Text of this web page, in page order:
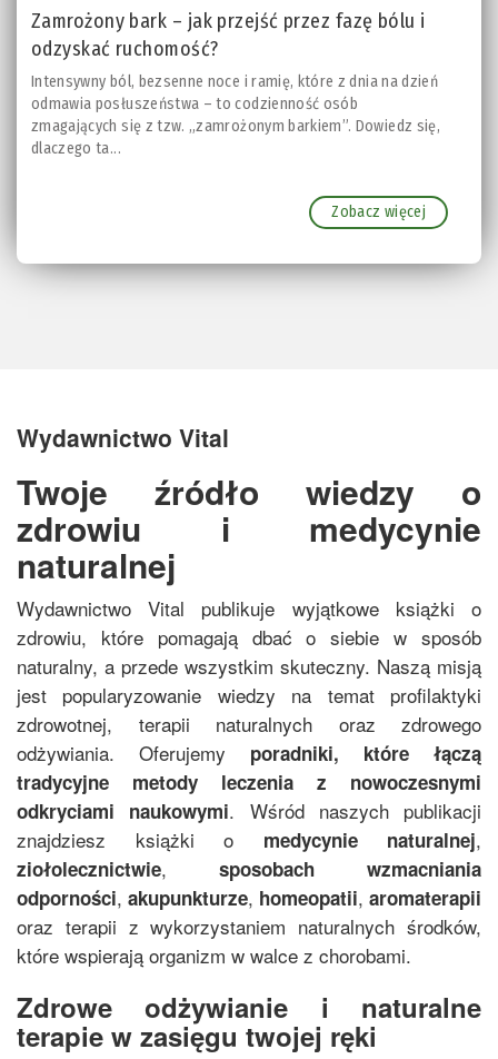
Zamrożony bark – jak przejść przez fazę bólu i
odzyskać ruchomość?
Intensywny ból, bezsenne noce i ramię, które z dnia na dzień
odmawia posłuszeństwa – to codzienność osób
zmagających się z tzw. „zamrożonym barkiem”. Dowiedz się,
dlaczego ta...
Zobacz więcej
Wydawnictwo Vital
Twoje źródło wiedzy o
zdrowiu i medycynie
naturalnej
Wydawnictwo Vital publikuje wyjątkowe książki o
zdrowiu, które pomagają dbać o siebie w sposób
naturalny, a przede wszystkim skuteczny. Naszą misją
jest popularyzowanie wiedzy na temat profilaktyki
zdrowotnej, terapii naturalnych oraz zdrowego
odżywiania. Oferujemy poradniki, które łączą
tradycyjne metody leczenia z nowoczesnymi
odkryciami naukowymi. Wśród naszych publikacji
znajdziesz książki o medycynie naturalnej,
ziołolecznictwie, sposobach wzmacniania
odporności, akupunkturze, homeopatii, aromaterapii
oraz terapii z wykorzystaniem naturalnych środków,
które wspierają organizm w walce z chorobami.
Zdrowe odżywianie i naturalne
terapie w zasięgu twojej ręki